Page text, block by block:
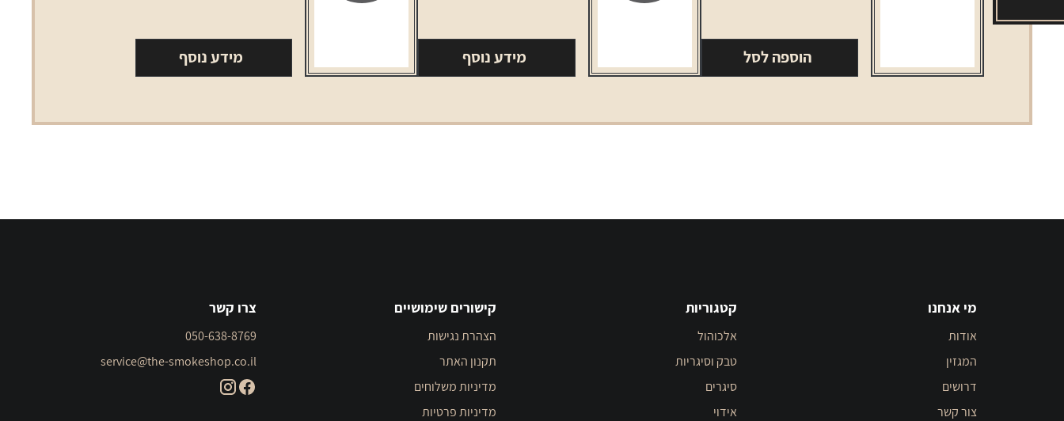
בהירה
הוספה לסל מידע נוסף מידע נוסף
מי אנחנו
אודות
המגזין
דרושים
צור קשר
קטגוריות
אלכוהול
טבק וסיגריות
סיגרים
אידוי
קישורים שימושיים
הצהרת נגישות
תקנון האתר
מדיניות משלוחים
מדיניות פרטיות
צרו קשר
050-638-8769
service@the-smokeshop.co.il